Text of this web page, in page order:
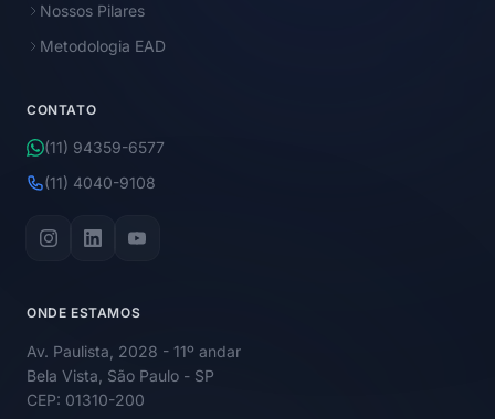
Nossos Pilares
Metodologia EAD
CONTATO
(11) 94359-6577
(11) 4040-9108
ONDE ESTAMOS
Av. Paulista, 2028 - 11º andar
Bela Vista, São Paulo - SP
CEP: 01310-200